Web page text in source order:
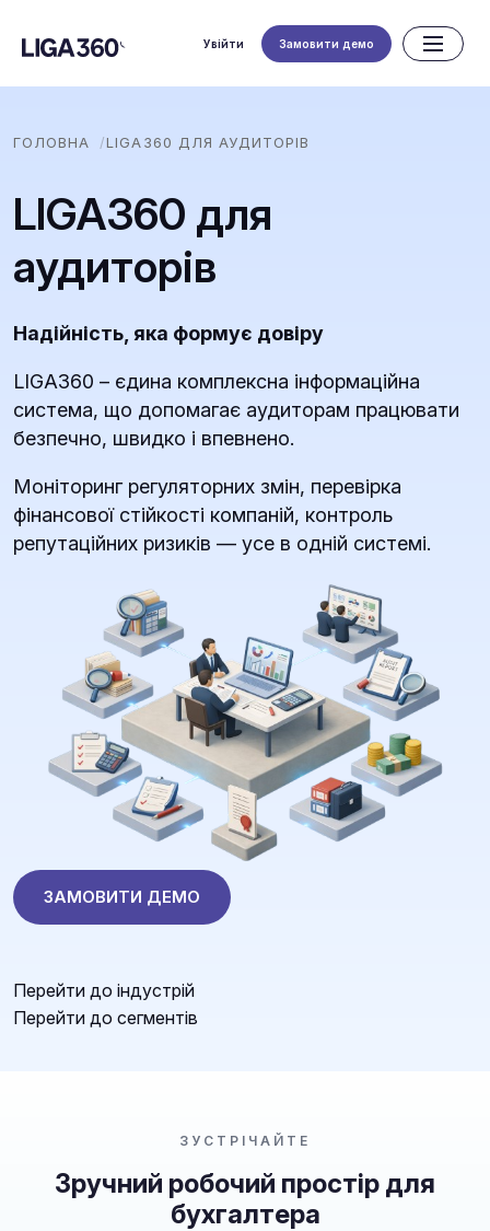
Увійти Замовити демо
ГОЛОВНА LIGA360 ДЛЯ АУДИТОРІВ
LIGA360 для
аудиторів
Надійність, яка формує довіру
LIGA360 – єдина комплексна інформаційна
система, що допомагає аудиторам працювати
безпечно, швидко і впевнено.
Моніторинг регуляторних змін, перевірка
фінансової стійкості компаній, контроль
репутаційних ризиків — усе в одній системі.
ЗАМОВИТИ ДЕМО
Перейти до індустрій
Перейти до сегментів
ЗУСТРІЧАЙТЕ
Зручний робочий простір для
бухгалтера